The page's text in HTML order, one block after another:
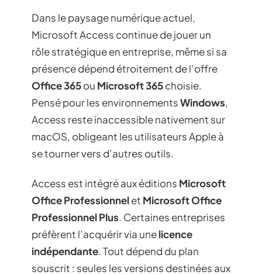
Dans le paysage numérique actuel,
Microsoft Access continue de jouer un
rôle stratégique en entreprise, même si sa
présence dépend étroitement de l’offre
Office 365ou Microsoft 365choisie.
Pensé pour les environnementsWindows,
Access reste inaccessible nativement sur
macOS, obligeant les utilisateurs Apple à
se tourner vers d’autres outils.
Access est intégré aux éditions Microsoft
Office Professionnelet Microsoft Office
Professionnel Plus. Certaines entreprises
préfèrent l’acquérir via unelicence
indépendante. Tout dépend du plan
souscrit : seules les versions destinées aux